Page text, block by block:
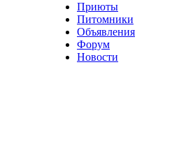
Приюты
Питомники
Объявления
Форум
Новости